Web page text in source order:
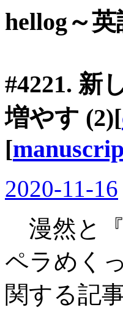
hellog～
#4221. 新
増やす (2)[
[
2020-11-16
漫然と
ペラめく
関する記